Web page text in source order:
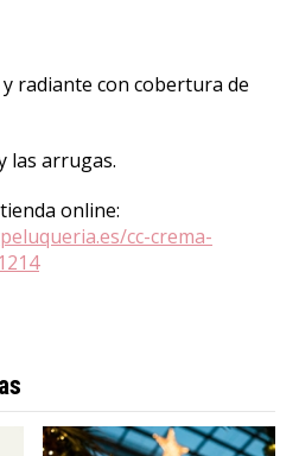
radiante con cobertura de
las arrugas.
online:
cc-crema-